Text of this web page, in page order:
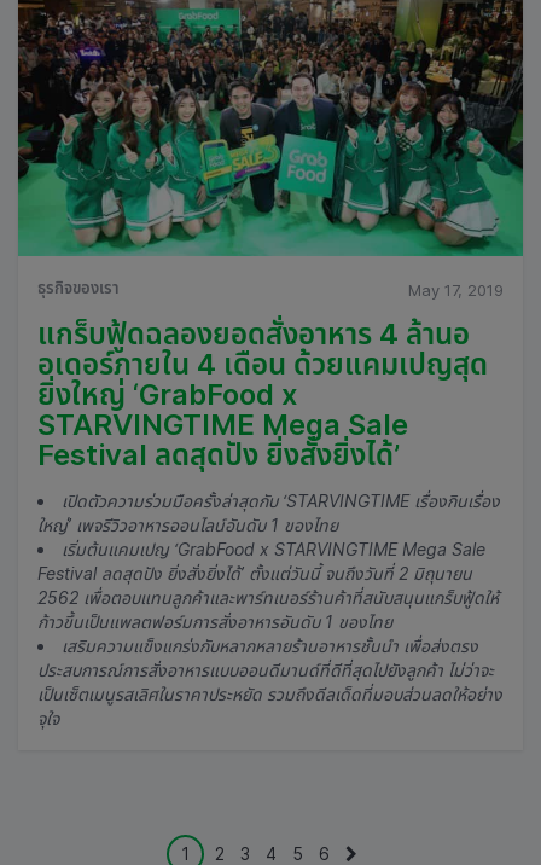
ธุรกิจของเรา May 17, 2019
แกร็บฟู้ดฉลองยอดสั่งอาหาร 4 ล้านอ
อเดอร์ภายใน 4 เดือน ด้วยแคมเปญสุด
ยิ่งใหญ่ ‘GrabFood x
STARVINGTIME Mega Sale
Festival ลดสุดปัง ยิ่งสั่งยิ่งได้’
เปิดตัวความร่วมมือครั้งล่าสุดกับ ‘STARVINGTIME เรื่องกินเรื่อง
ใหญ่’ เพจรีวิวอาหารออนไลน์อันดับ 1 ของไทย
เริ่มต้นแคมเปญ ‘GrabFood x STARVINGTIME Mega Sale
Festival ลดสุดปัง ยิ่งสั่งยิ่งได้’ ตั้งแต่วันนี้ จนถึงวันที่ 2 มิถุนายน
2562 เพื่อตอบแทนลูกค้าและพาร์ทเนอร์ร้านค้าที่สนับสนุนแกร็บฟู้ดให้
ก้าวขึ้นเป็นแพลตฟอร์มการสั่งอาหารอันดับ 1 ของไทย
เสริมความแข็งแกร่งกับหลากหลายร้านอาหารชั้นนำ เพื่อส่งตรง
ประสบการณ์การสั่งอาหารแบบออนดีมานด์ที่ดีที่สุดไปยังลูกค้า ไม่ว่าจะ
เป็นเซ็ตเมนูรสเลิศในราคาประหยัด รวมถึงดีลเด็ดที่มอบส่วนลดให้อย่าง
จุใจ
1 2 3 4 5 6